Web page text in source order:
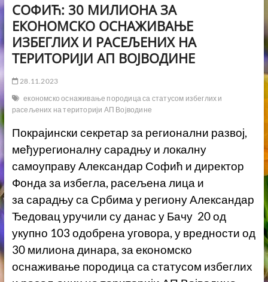
СОФИЋ: 30 МИЛИОНА ЗА
ЕКОНОМСКО ОСНАЖИВАЊЕ
ИЗБЕГЛИХ И РАСЕЉЕНИХ НА
ТЕРИТОРИЈИ АП ВОЈВОДИНЕ
28.11.2023
економско оснаживање породица са статусом избеглих и
расељених на територији АП Војводине
Покрајински секретар за регионални развој,
међурегионалну сарадњу и локалну
самоуправу Александар Софић и директор
Фонда за избегла, расељена лица и
за сарадњу са Србима у региону Александар
Ђедовац уручили су данас у Бачу 20 од
укупно 103 одобрена уговора, у вредности од
30 милиона динара, за економско
оснаживање породица са статусом избеглих